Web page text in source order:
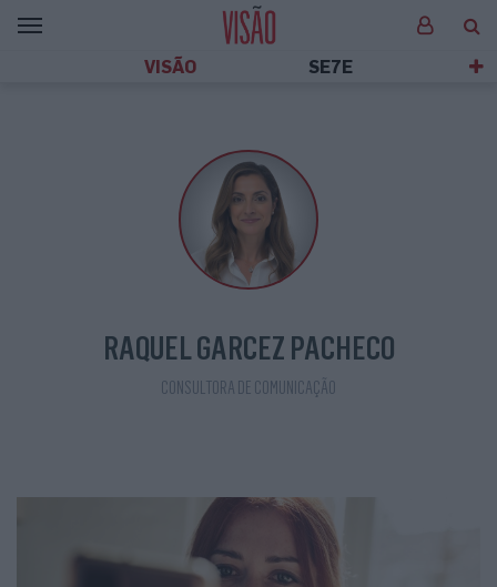
VISÃO SE7E
RAQUEL GARCEZ PACHECO
CONSULTORA DE COMUNICAÇÃO